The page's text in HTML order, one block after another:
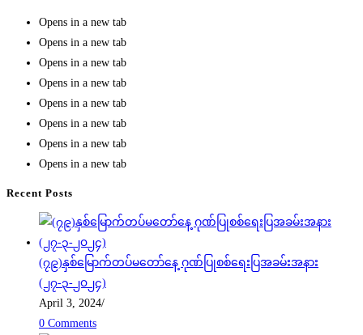
Opens in a new tab
Opens in a new tab
Opens in a new tab
Opens in a new tab
Opens in a new tab
Opens in a new tab
Opens in a new tab
Opens in a new tab
Recent Posts
(၇၉)နှစ်မြောက်တပ်မတော်နေ့ ဂုဏ်ပြုစစ်ရေးပြအခမ်းအနား
(၂၇-၃-၂၀၂၄)
April 3, 2024/
0 Comments